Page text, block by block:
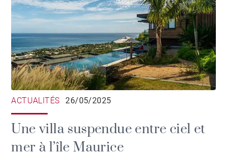
ACTUALITÉS 26/05/2025
Une villa suspendue entre ciel et
mer à l’île Maurice